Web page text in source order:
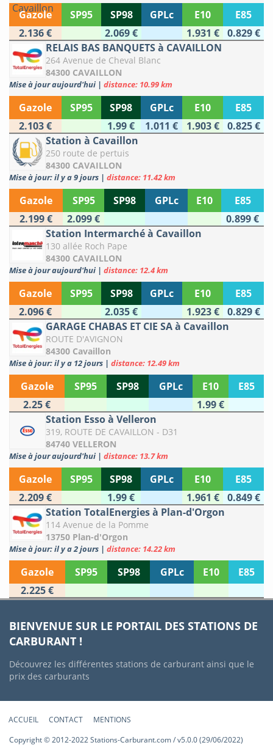
Gazole SP95 SP98 GPLc E10
E85
2.136 €
2.069 € 1.931 €
0.829 €
RELAIS BAS BANQUETS à CAVAILLON
264 Avenue de Cheval Blanc
84300 CAVAILLON
Mise à jour aujourd'hui | distance: 10.99 km
Gazole SP95 SP98 GPLc E10
E85
2.103 €
1.99 € 1.011 € 1.903 €
0.825 €
Station à Cavaillon
250 route de pertuis
84300 CAVAILLON
Mise à jour: il y a 9 jours | distance: 11.42 km
Gazole SP95 SP98 GPLc E10
E85
2.199 €
2.099 €
0.899 €
Station Intermarché à Cavaillon
130 allée Roch Pape
84300 CAVAILLON
Mise à jour aujourd'hui | distance: 12.4 km
Gazole SP95 SP98 GPLc E10
E85
2.096 €
2.035 € 1.923 €
0.829 €
GARAGE CHABAS ET CIE SA à Cavaillon
ROUTE D'AVIGNON
84300 Cavaillon
Mise à jour: il y a 12 jours | distance: 12.49 km
Gazole SP95 SP98 GPLc E10
E85
2.25 €
1.99 €
Station Esso à Velleron
319, ROUTE DE CAVAILLON - D31
84740 VELLERON
Mise à jour aujourd'hui | distance: 13.7 km
Gazole SP95 SP98 GPLc E10
E85
2.209 €
1.99 € 1.961 €
0.849 €
Station TotalEnergies à Plan-d'Orgon
114 Avenue de la Pomme
13750 Plan-d'Orgon
Mise à jour: il y a 2 jours | distance: 14.22 km
Gazole SP95 SP98 GPLc E10
E85
2.225 €
BIENVENUE SUR LE PORTAIL DES STATIONS DE
CARBURANT !
Découvrez les différentes stations de carburant ainsi que le
prix des carburants
ACCUEIL CONTACT
MENTIONS
Copyright © 2012-2022 Stations-Carburant.com / v5.0.0 (29/06/2022)